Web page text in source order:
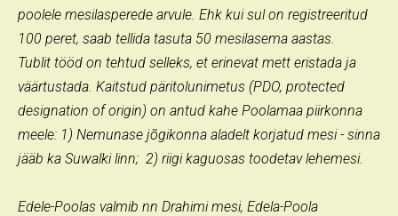
poolele mesilasperede arvule. Ehk kui sul on registreeritud
100 peret, saab tellida tasuta 50 mesilasema aastas.
Tublit tööd on tehtud selleks, et erinevat mett eristada ja
väärtustada. Kaitstud päritolunimetus (PDO, protected
designation of origin) on antud kahe Poolamaa piirkonna
meele: 1) Nemunase jõgikonna aladelt korjatud mesi - sinna
jääb ka Suwalki linn; 2) riigi kaguosas toodetav lehemesi.
Edele-Poolas valmib nn Drahimi mesi, Edela-Poola